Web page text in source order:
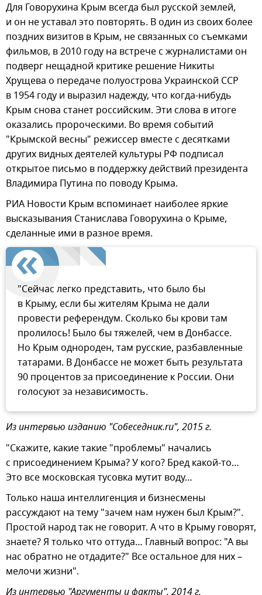
Для Говорухина Крым всегда был русской землей,
и он не уставал это повторять. В один из своих более
поздних визитов в Крым, не связанных со съемками
фильмов, в 2010 году на встрече с журналистами он
подверг нещадной критике решение Никиты
Хрущева о передаче полуострова Украинской ССР
в 1954 году и выразил надежду, что когда-нибудь
Крым снова станет российским. Эти слова в итоге
оказались пророческими. Во время событий
"Крымской весны" режиссер вместе с десятками
других видных деятелей культуры РФ подписал
открытое письмо в поддержку действий президента
Владимира Путина по поводу Крыма.
РИА Новости Крым вспоминает наиболее яркие
высказывания Станислава Говорухина о Крыме,
сделанные ими в разное время.
"Сейчас легко представить, что было бы
в Крыму, если бы жителям Крыма не дали
провести референдум. Сколько бы крови там
пролилось! Было бы тяжелей, чем в Донбассе.
Но Крым однороден, там русские, разбавленные
татарами. В Донбассе не может быть результата
90 процентов за присоединение к России. Они
голосуют за независимость.
Из интервью изданию "Собеседник.ru", 2015 г.
"Скажите, какие такие "проблемы" начались
с присоединением Крыма? У кого? Бред какой-то…
Это все московская тусовка мутит воду…
Только наша интеллигенция и бизнесмены
рассуждают на тему "зачем нам нужен был Крым?".
Простой народ так не говорит. А что в Крыму говорят,
знаете? Я только что оттуда… Главный вопрос: "А вы
нас обратно не отдадите?" Все остальное для них –
мелочи жизни".